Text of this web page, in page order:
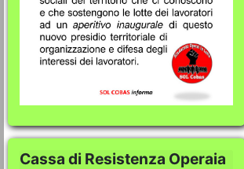
Cassa di Resistenza Operaia